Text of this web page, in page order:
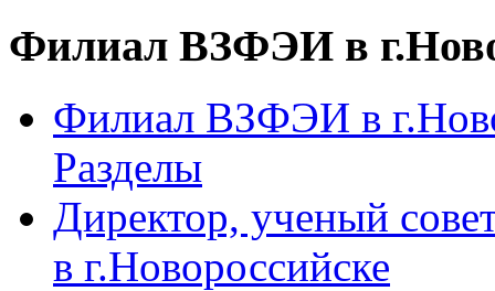
Филиал ВЗФЭИ в
Филиал ВЗФЭИ в
Разделы
Директор, ученый
в г.Новороссийске